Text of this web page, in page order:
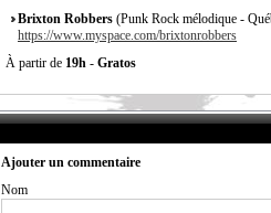
Brixton Robbers (Punk Rock mélodique -
https://www.myspace.com/brixtonrobbers
À partir de 19h - Gratos
Ajouter un commentaire
Nom